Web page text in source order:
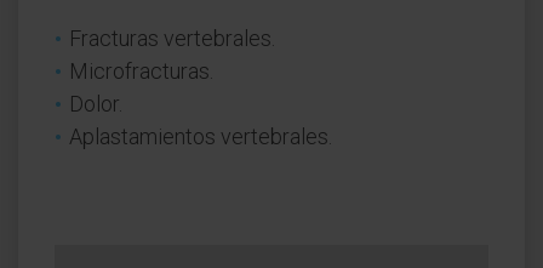
Fracturas vertebrales.
Microfracturas.
Dolor.
Aplastamientos vertebrales.